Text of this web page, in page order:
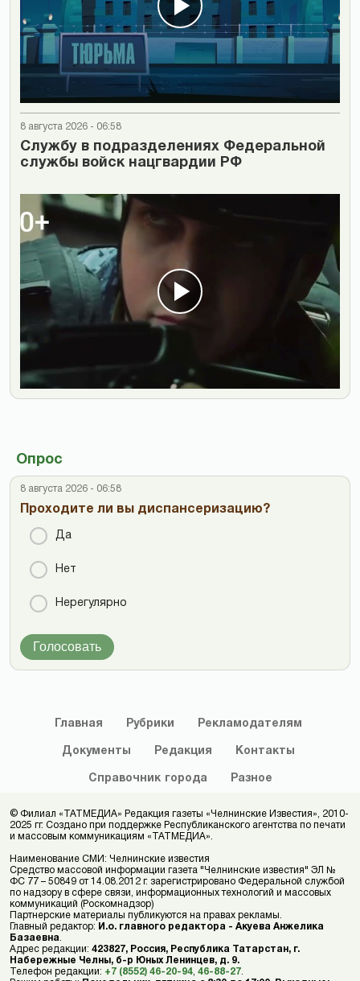
8 августа 2026 - 06:58
Cлужбу в подразделениях Федеральной
службы войск нацгвардии РФ
Опрос
8 августа 2026 - 06:58
Проходите ли вы диспансеризацию?
Да
Нет
Нерегулярно
Голосовать
Главная Рубрики Рекламодателям
Документы Редакция Контакты
Справочник города Разное
© Филиал «ТАТМЕДИА» Редакция газеты «Челнинские Известия», 2010-
2025 гг. Создано при поддержке Республиканского агентства по печати
и массовым коммуникациям «ТАТМЕДИА».
Наименование СМИ: Челнинские известия
Средство массовой информации газета "Челнинские известия" ЭЛ №
ФС 77 – 50849 от 14.08.2012 г. зарегистрировано Федеральной службой
по надзору в сфере связи, информационных технологий и массовых
коммуникаций (Роскомнадзор)
Партнерские материалы публикуются на правах рекламы.
Главный редактор: И.о. главного редактора - Акуева Анжелика
Базаевна
Адрес редакции: 423827, Россия, Республика Татарстан, г.
Набережные Челны, б-р Юных Ленинцев, д. 9.
Телефон редакции: +7 (8552) 46-20-94 46-88-27